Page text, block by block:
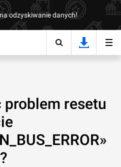
odzyskiwanie danych!
resetu